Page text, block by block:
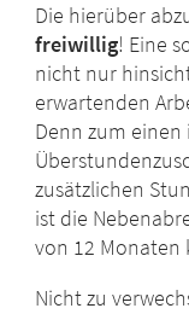
Die hierüber
freiwillig! Eine
nicht nur
erwartenden
Denn zum
zusätzlichen
ist die
von 12 Monaten
Nicht zu